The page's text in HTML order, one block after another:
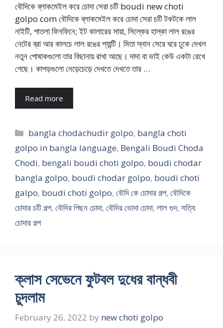
বৌদিকে ব্লাকমেইল করে চোদা সেরা চটি boudi new choti
golpo com বৌদিকে ব্লাকমেইল করে চোদা সেরা চটি টকটকে লাল
নাইটি, পাতলা ফিনফিনে; ইট কালারের সায়া, সিল্কের হাল্কা লাল রঙের
নেটের ব্রা আর কালচে লাল রঙের প্যান্টি। মিতা স্নান সেরে ঘরে ঢুকে দেখল
নতুন পোষাকগুলো তার বিছানায় রাখা আছে। দাদা বা ভাই কেউ একটা রেখে
গেছে। কাপড়গুলো নেড়েচেড়ে দেখতে দেখতে তার …
Read more
Categories
bangla chodachudir golpo, bangla choti
golpo in bangla language, Bengali Boudi Choda
Chodi, bengali boudi choti golpo, boudi chodar
bangla golpo, boudi chodar golpo, boudi choti
galpo, boudi choti golpo, বৌদি কে চোদার গল্প, বৌদিকে
চোদার চটি গল্প, বৌদির পিছন চোদা, বৌদির ভোদা চোদা, লাল গুদ, সত্যি
চোদার গল্প
ক্লাস সেভেনে ফুটবল দুধের বান্ধবী
চুদলাম
February 26, 2022 by new choti golpo